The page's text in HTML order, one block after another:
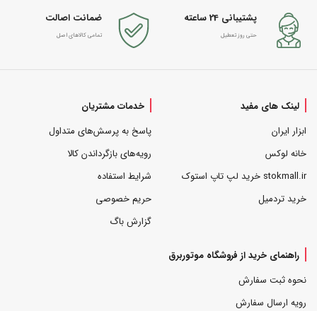
پشتیبانی 24 ساعته
حتی روز تعطیل
ضمانت اصالت
تمامی کالاهای اصل
لینک های مفید
ابزار ایران
خانه لوکس
stokmall.ir خرید لپ تاپ استوک
خرید تردمیل
خدمات مشتریان
پاسخ به پرسش‌های متداول
رویه‌های بازگرداندن کالا
شرایط استفاده
حریم خصوصی
گزارش باگ
راهنمای خرید از فروشگاه موتوربرق
نحوه ثبت سفارش
رویه ارسال سفارش